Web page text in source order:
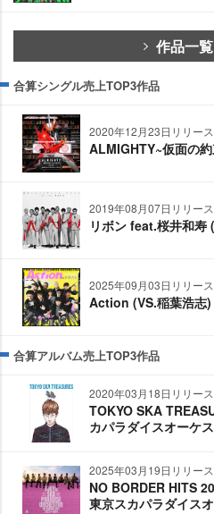
作品一
合算シングル売上TOP3作品
2020年12月23日リリース
ALMIGHTY~仮面の
2019年08月07日リリース
リボン feat.桜井和
2025年09月03日リリース
Action (VS.稲葉浩志)
合算アルバム売上TOP3作品
2020年03月18日リリース
TOKYO SKA
カパラダイスオーケ
2025年03月19日リリース
NO BORDER HITS
東京スカパラダイス